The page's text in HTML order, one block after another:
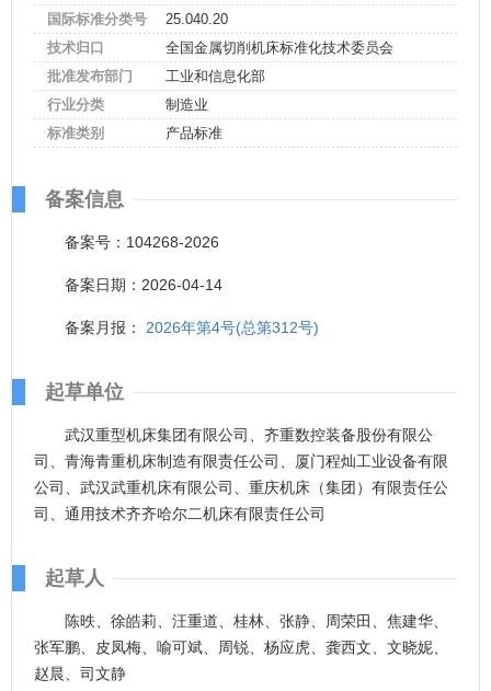
国际标准分类号
25.040.20
技术归口
全国金属切削机床标准化技术委员会
批准发布部门
工业和信息化部
行业分类
制造业
标准类别
产品标准
备案信息
备案号：104268-2026
备案日期：2026-04-14
备案月报： 2026年第4号(总第312号)
起草单位
武汉重型机床集团有限公司、齐重数控装备股份有限公
司、青海青重机床制造有限责任公司、厦门程灿工业设备有限
公司、武汉武重机床有限公司、重庆机床（集团）有限责任公
司、通用技术齐齐哈尔二机床有限责任公司
起草人
陈昳、徐皓莉、汪重道、桂林、张静、周荣田、焦建华、
张军鹏、皮凤梅、喻可斌、周锐、杨应虎、龚西文、文晓妮、
赵晨、司文静